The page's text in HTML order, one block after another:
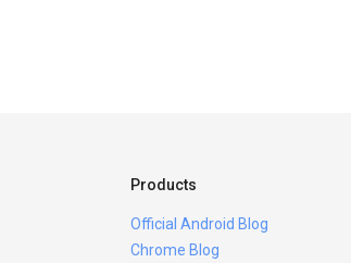
Products
Official Android Blog
Chrome Blog